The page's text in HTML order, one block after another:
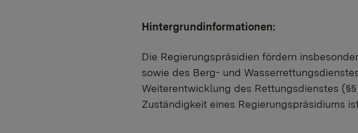
Hintergrundinformationen:
Die Regierungspräsidien fördern
sowie des Berg- und
Weiterentwicklung des Rettungsdienstes
Zuständigkeit eines Regierungspräsidiums